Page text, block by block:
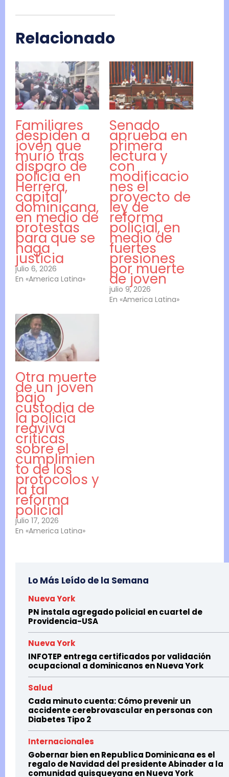
Relacionado
Familiares
despiden a
joven que
murió tras
disparo de
policía en
Herrera,
capital
dominicana,
en medio de
protestas
para que se
haga
justicia
julio 6, 2026
En «America Latina»
Senado
aprueba en
primera
lectura y
con
modificacio
nes el
proyecto de
ley de
reforma
policial, en
medio de
fuertes
presiones
por muerte
de joven
julio 9, 2026
En «America Latina»
Otra muerte
de un joven
bajo
custodia de
la policia
reaviva
criticas
sobre el
cumplimien
to de los
protocolos y
la tal
reforma
policial
julio 17, 2026
En «America Latina»
Lo Más Leído de la Semana
Nueva York
PN instala agregado policial en cuartel de
Providencia-USA
Nueva York
INFOTEP entrega certificados por validación
ocupacional a dominicanos en Nueva York
Salud
Cada minuto cuenta: Cómo prevenir un
accidente cerebrovascular en personas con
Diabetes Tipo 2
Internacionales
Gobernar bien en Republica Dominicana es el
regalo de Navidad del presidente Abinader a la
comunidad quisqueyana en Nueva York